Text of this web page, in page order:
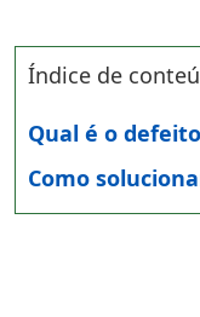
Índice de
Qual é o
Como